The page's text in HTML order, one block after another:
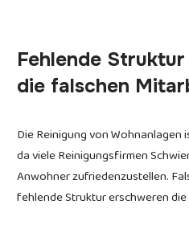
Fehlende Struktur
die falschen
Die Reinigung von
da viele Reinigungsfirmen
Anwohner zufriedenzustellen.
fehlende Struktur erschweren